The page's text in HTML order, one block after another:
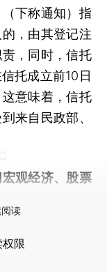
下称通知）指
，由其登记注
，同时，信托
托成立前10日
意味着，信托
来自民政部、
宏观经济、股票
读
权限